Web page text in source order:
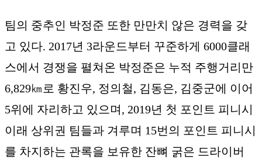
팀의 중추인 박정준 또한 만만치 않은 경력을 갖
고 있다. 2017년 3라운드부터 꾸준하게 6000클래
스에서 경쟁을 펼쳐온 박정준은 누적 주행거리만
6,829㎞로 황진우, 정의철, 김동은, 김중군에 이어
5위에 자리하고 있으며, 2019년 첫 포인트 피니시
이래 상위권 팀들과 겨루며 15번의 포인트 피니시
를 차지하는 관록을 보유한 잔뼈 굵은 드라이버